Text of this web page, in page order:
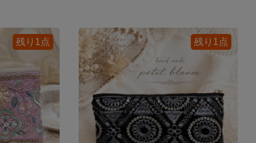
残り1点 残り1点